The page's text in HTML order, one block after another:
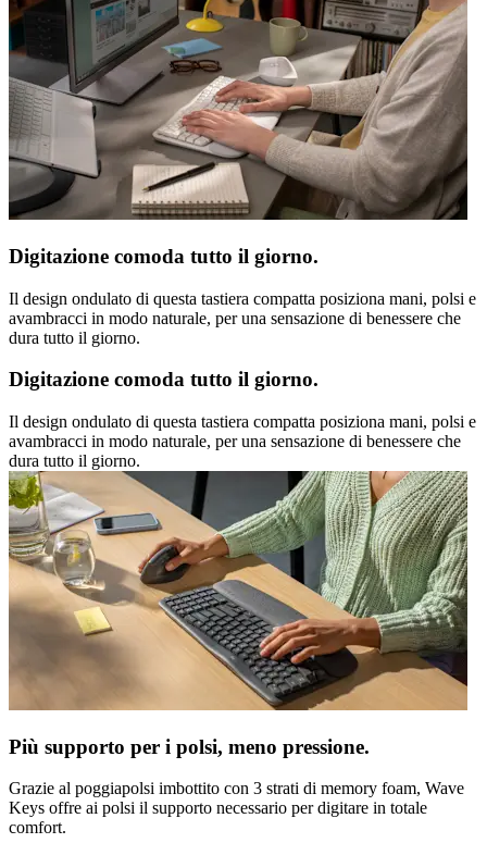
Digitazione comoda tutto il giorno.
Il design ondulato di questa tastiera compatta posiziona mani, polsi e
avambracci in modo naturale, per una sensazione di benessere che
dura tutto il giorno.
Digitazione comoda tutto il giorno.
Il design ondulato di questa tastiera compatta posiziona mani, polsi e
avambracci in modo naturale, per una sensazione di benessere che
dura tutto il giorno.
Più supporto per i polsi, meno pressione.
Grazie al poggiapolsi imbottito con 3 strati di memory foam, Wave
Keys offre ai polsi il supporto necessario per digitare in totale
comfort.